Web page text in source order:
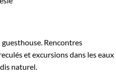
Rencontres
et excursions dans les eaux
naturel.